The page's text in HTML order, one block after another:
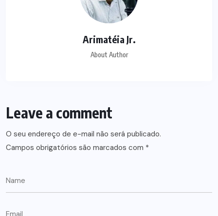
Arimatéia Jr.
About Author
Leave a comment
O seu endereço de e-mail não será publicado.
Campos obrigatórios são marcados com *